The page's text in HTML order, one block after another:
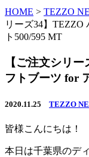
HOME > TEZZO
リーズ34】TEZZO
ト500/595 MT
【ご注文シリ
フトブーツ for
2020.11.25 TEZZO
皆様こんにちは！
本日は千葉県のデ